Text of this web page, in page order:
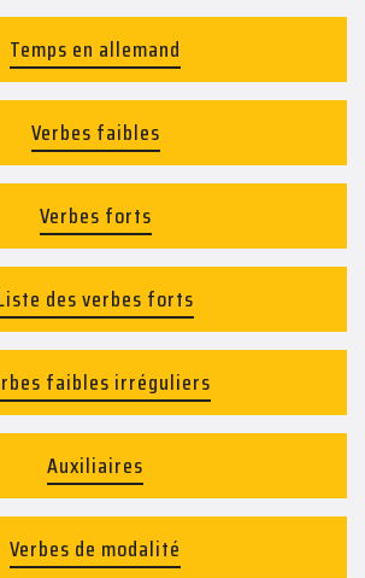
Temps en allemand
Verbes faibles
Verbes forts
des verbes forts
faibles irréguliers
Auxiliaires
Verbes de modalité